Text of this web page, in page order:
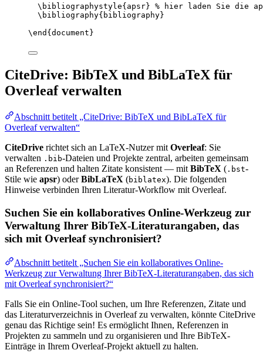
\bibliographystyle{apsr} % hier laden Sie die
\bibliography{bibliography}
\end { document }
CiteDrive: BibTeX und BibLaTeX für
Overleaf verwalten
Abschnitt betitelt „CiteDrive: BibTeX und BibLaTeX für
Overleaf verwalten“
CiteDrive richtet sich an LaTeX-Nutzer mit Overleaf: Sie
verwalten .bib-Dateien und Projekte zentral, arbeiten gemeinsam
an Referenzen und halten Zitate konsistent — mit BibTeX ( .bst-
Stile wie apsr) oderBibLaTeX (biblatex). Die folgenden
Hinweise verbinden Ihren Literatur-Workflow mit Overleaf.
Suchen Sie ein kollaboratives Online-Werkzeug zur
Verwaltung Ihrer BibTeX-Literaturangaben, das
sich mit Overleaf synchronisiert?
Abschnitt betitelt „Suchen Sie ein kollaboratives Online-
Werkzeug zur Verwaltung Ihrer BibTeX-Literaturangaben, das sich
mit Overleaf synchronisiert?“
Falls Sie ein Online-Tool suchen, um Ihre Referenzen, Zitate und
das Literaturverzeichnis in Overleaf zu verwalten, könnte CiteDrive
genau das Richtige sein! Es ermöglicht Ihnen, Referenzen in
Projekten zu sammeln und zu organisieren und Ihre BibTeX-
Einträge in Ihrem Overleaf-Projekt aktuell zu halten.